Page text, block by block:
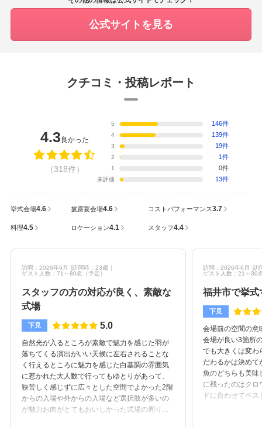
公式サイトを見る
クチコミ・投稿レポート
4.3 良かった
（318件）
5 146件
4 139件
3 19件
2 1件
1 0件
未評価 13件
挙式会場4.6 披露宴会場4.6 コストパフォーマンス3.7
料理4.5 ロケーション4.1 スタッフ4.4
訪問：2026年6月
訪問時：23歳
ゲスト人数：71～80名 （予定）
スタッフの方の対応が良く、素敵な
式場
下見 5.0
自然光が入るところが素敵で魅力を感じた羽が
落ちてくる演出がいい天候に左右されることな
く行えるところに魅力を感じた白基調の雰囲気
に惹かれた大人数で行ってもゆとりがあって、
狭苦しく感じずに広々とした空間でよかった2階
からの入場や外からの入場など選択肢が多いの
が魅力お肉がとてもおいしかった式場の周りの
訪問：2026年6月
訪
ゲスト人数：21～30
福井市で挙式
下見
会場前の空間の意
会場が良い3箇所
でも大きくは変わ
だわるかは決めて
魚のどちらも美味
に残ったのはクロ
ドに合わせてベ